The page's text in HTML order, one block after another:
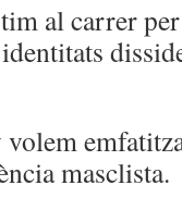
al carrer
volem
masclista.